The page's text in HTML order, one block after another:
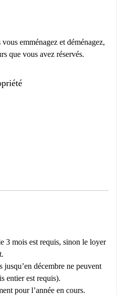
emménagez et déménagez,
que vous avez réservés.
3 mois est requis, sinon le loyer
jusqu’en décembre ne peuvent
entier est requis).
pour l’année en cours.